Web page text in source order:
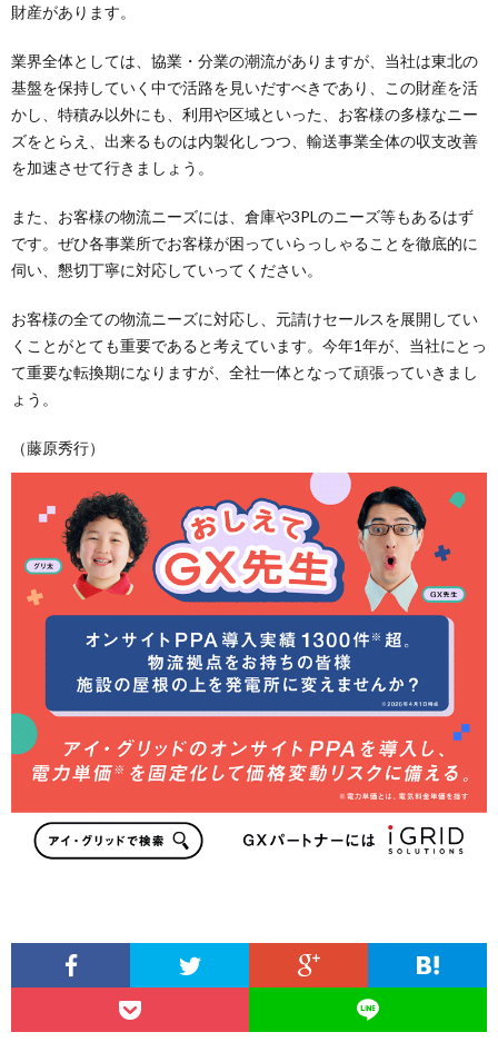
財産があります。
業界全体としては、協業・分業の潮流がありますが、当社は東北の
基盤を保持していく中で活路を見いだすべきであり、この財産を活
かし、特積み以外にも、利用や区域といった、お客様の多様なニー
ズをとらえ、出来るものは内製化しつつ、輸送事業全体の収支改善
を加速させて行きましょう。
また、お客様の物流ニーズには、倉庫や3PLのニーズ等もあるはず
です。ぜひ各事業所でお客様が困っていらっしゃることを徹底的に
伺い、懇切丁寧に対応していってください。
お客様の全ての物流ニーズに対応し、元請けセールスを展開してい
くことがとても重要であると考えています。今年1年が、当社にとっ
て重要な転換期になりますが、全社一体となって頑張っていきまし
ょう。
（藤原秀行）